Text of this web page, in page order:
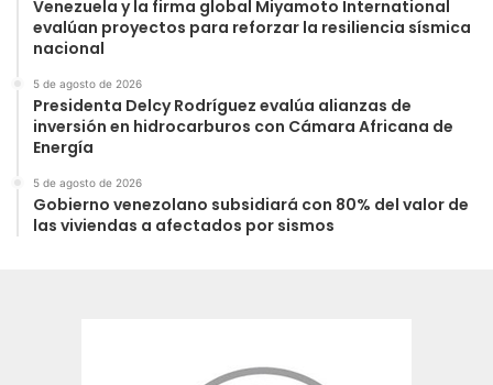
Venezuela y la firma global Miyamoto International
evalúan proyectos para reforzar la resiliencia sísmica
nacional
5 de agosto de 2026
Presidenta Delcy Rodríguez evalúa alianzas de
inversión en hidrocarburos con Cámara Africana de
Energía
5 de agosto de 2026
Gobierno venezolano subsidiará con 80% del valor de
las viviendas a afectados por sismos